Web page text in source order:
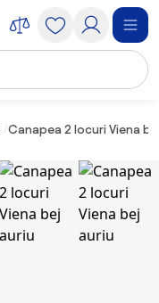
Canapea 2 locuri Viena